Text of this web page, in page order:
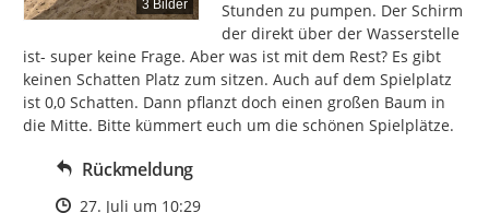
3 Bilder
Stunden zu pumpen. Der Schirm
der direkt über der Wasserstelle
ist- super keine Frage. Aber was ist mit dem Rest? Es gibt
keinen Schatten Platz zum sitzen. Auch auf dem Spielplatz
ist 0,0 Schatten. Dann pflanzt doch einen großen Baum in
die Mitte. Bitte kümmert euch um die schönen Spielplätze.
Rückmeldung
Zeitpunkt des Erstellens
27. Juli um 10:29